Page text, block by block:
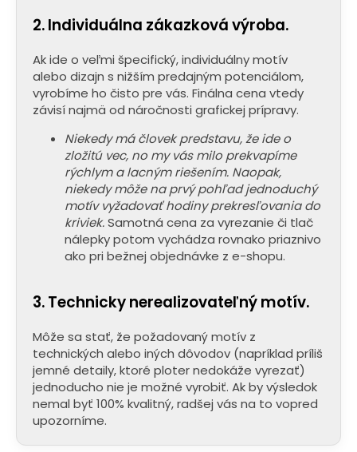
2. Individuálna zákazková výroba.
Ak ide o veľmi špecifický, individuálny motív
alebo dizajn s nižším predajným potenciálom,
vyrobíme ho čisto pre vás. Finálna cena vtedy
závisí najmä od náročnosti grafickej prípravy.
Niekedy má človek predstavu, že ide o
zložitú vec, no my vás milo prekvapíme
rýchlym a lacným riešením. Naopak,
niekedy môže na prvý pohľad jednoduchý
motív vyžadovať hodiny prekresľovania do
kriviek.Samotná cena za vyrezanie či tlač
nálepky potom vychádza rovnako priaznivo
ako pri bežnej objednávke z e-shopu.
3. Technicky nerealizovateľný motív.
Môže sa stať, že požadovaný motív z
technických alebo iných dôvodov (napríklad príliš
jemné detaily, ktoré ploter nedokáže vyrezať)
jednoducho nie je možné vyrobiť. Ak by výsledok
nemal byť 100% kvalitný, radšej vás na to vopred
upozorníme.
HĽADAŤ